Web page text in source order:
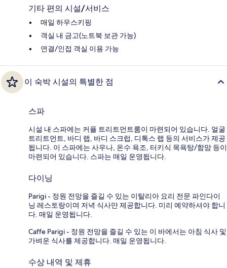
기타 편의 시설/서비스
매일 하우스키핑
객실 내 금고(노트북 보관 가능)
연결/인접 객실 이용 가능
이 숙박 시설의 특별한 점
스파
시설 내 스파에는 커플 트리트먼트룸이 마련되어 있습니다. 얼굴
트리트먼트, 바디 랩, 바디 스크럽, 디톡스 랩 등의 서비스가 제공
됩니다. 이 스파에는 사우나, 온수 욕조, 터키식 목욕탕/함맘 등이
마련되어 있습니다. 스파는 매일 운영됩니다.
다이닝
Parigi - 정원 전망을 즐길 수 있는 이탈리아 요리 전문 파인다이
닝 레스토랑이며 저녁 식사만 제공합니다. 미리 예약하셔야 합니
다. 매일 운영됩니다.
Caffe Parigi - 정원 전망을 즐길 수 있는 이 바에서는 아침 식사 및
가벼운 식사를 제공합니다. 매일 운영됩니다.
수상 내역 및 제휴